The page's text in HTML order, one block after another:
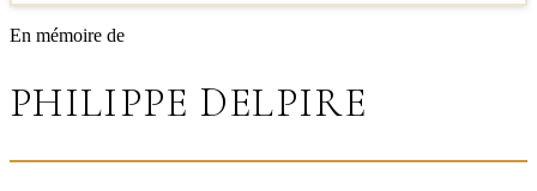
En mémoire de
PHILIPPE DELPIRE